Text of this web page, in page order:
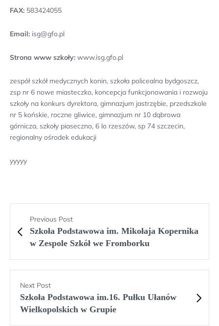
FAX: 583424055
Email: isg@gfo.pl
Strona www szkoły: www.isg.gfo.pl
zespół szkół medycznych konin, szkoła policealna bydgoszcz,
zsp nr 6 nowe miasteczko, koncepcja funkcjonowania i rozwoju
szkoły na konkurs dyrektora, gimnazjum jastrzębie, przedszkole
nr 5 końskie, roczne gliwice, gimnazjum nr 10 dąbrowa
górnicza, szkoły piaseczno, 6 lo rzeszów, sp 74 szczecin,
regionalny ośrodek edukacji
yyyyy
Previous Post
Szkoła Podstawowa im. Mikołaja Kopernika
w Zespole Szkół we Fromborku
Next Post
Szkoła Podstawowa im.16. Pułku Ułanów
Wielkopolskich w Grupie